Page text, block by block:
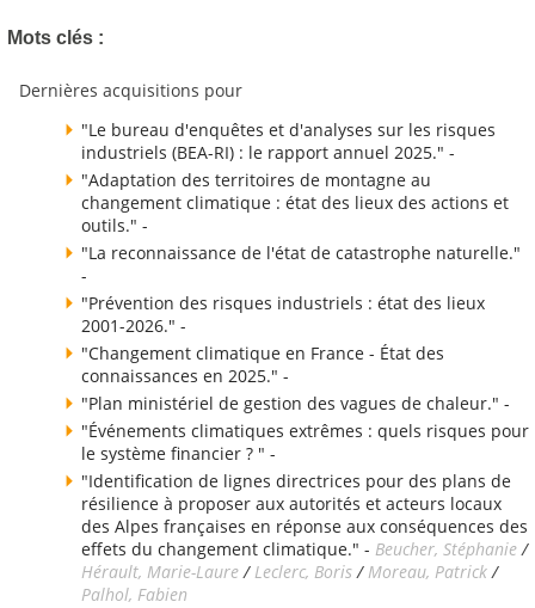
Mots clés :
Dernières acquisitions pour
"Le bureau d'enquêtes et d'analyses sur les risques
industriels (BEA-RI) : le rapport annuel 2025." -
"Adaptation des territoires de montagne au
changement climatique : état des lieux des actions et
outils." -
"La reconnaissance de l'état de catastrophe naturelle."
-
"Prévention des risques industriels : état des lieux
2001-2026." -
"Changement climatique en France - État des
connaissances en 2025." -
"Plan ministériel de gestion des vagues de chaleur." -
"Événements climatiques extrêmes : quels risques pour
le système financier ? " -
"Identification de lignes directrices pour des plans de
résilience à proposer aux autorités et acteurs locaux
des Alpes françaises en réponse aux conséquences des
effets du changement climatique." - Beucher, Stéphanie /
Hérault, Marie-Laure / Leclerc, Boris / Moreau, Patrick /
Palhol, Fabien